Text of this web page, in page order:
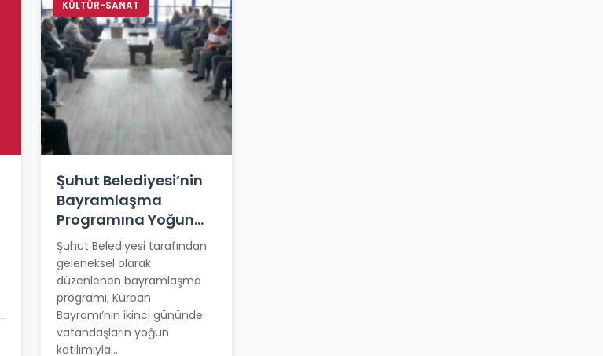
KÜLTÜR-SANAT
Şuhut Belediyesi’nin
Bayramlaşma
Programına Yoğun
Katılım
Şuhut Belediyesi tarafından
geleneksel olarak
düzenlenen bayramlaşma
programı, Kurban
Bayramı’nın ikinci gününde
vatandaşların yoğun
katılımıyla...